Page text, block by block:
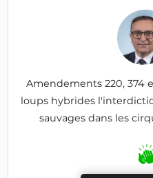
Amendements 220, 374
loups hybrides
sauvages dans les